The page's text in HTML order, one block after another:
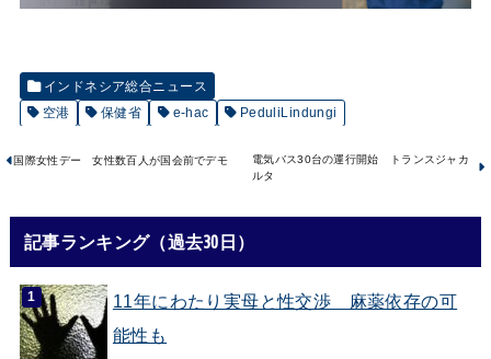
インドネシア総合ニュース
空港
保健省 e-hac PeduliLindungi
国際女性デー 女性数百人が国会前でデモ
電気バス30台の運行開始 トランスジャカ
ルタ
記事ランキング（過去30日）
11年にわたり実母と性交渉 麻薬依存の可
能性も